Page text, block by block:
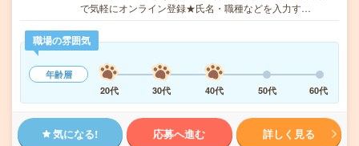
で気軽にオンライン登録★氏名・職種などを入力す…
職場の雰囲気
年齢層
20代
30代 40代 50代 60代
気になる! 応募へ進む 詳しく見る